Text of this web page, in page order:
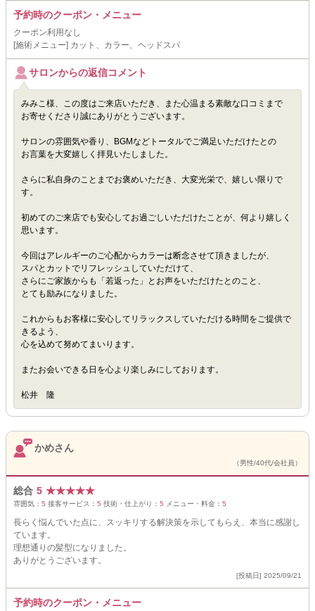
予約時のクーポン・メニュー
クーポン利用なし
[施術メニュー] カット、カラー、ヘッドスパ
サロンからの返信コメント
みみこ様、この度はご来店いただき、また心温まる素敵な口コミまで
お寄せくださり誠にありがとうございます。
サロンの雰囲気や香り、BGMなどトータルでご満足いただけたとの
お言葉を大変嬉しく拝見いたしました。
さらに私自身のことまでお褒めいただき、大変光栄で、嬉しい限りで
す。
初めてのご来店でも安心してお過ごしいただけたことが、何より嬉しく
思います。
今回はアレルギーのご心配からカラーは断念させて頂きましたが、
スパとカットでリフレッシュしていただけて、
さらにご家族からも「若返った」とお声をいただけたとのこと、
とても励みになりました。
これからもお客様に安心してリラックスしていただける時間をご提供で
きるよう、
心を込めて努めてまいります。
またお会いできる日を心より楽しみにしております。
松井 隆
かめさん
（男性/40代/会社員）
総合 5 ★★★★★
雰囲気： 5 接客サービス： 5 技術・仕上がり： 5 メニュー・料金： 5
長らく悩んでいた点に、スッキリする解決策を示してもらえ、本当に感謝し
ています。
理想通りの髪型になりました。
ありがとうございます。
[投稿日] 2025/09/21
予約時のクーポン・メニュー